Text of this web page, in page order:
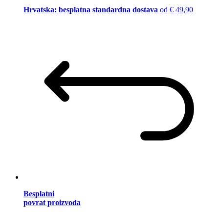
Hrvatska: besplatna standardna dostava od € 49,90
Besplatni
povrat proizvoda